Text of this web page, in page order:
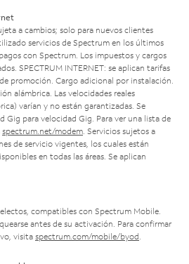
a cambios; solo para nuevos clientes
servicios de Spectrum en los últimos
con Spectrum. Los impuestos y cargos
SPECTRUM INTERNET: se aplican tarifas
promoción. Cargo adicional por instalación.
alámbrica. Las velocidades reales
varían y no están garantizadas. Se
Gig para velocidad Gig. Para ver una lista de
spectrum.net/modem . Servicios sujetos a
de servicio vigentes, los cuales están
en todas las áreas. Se aplican
compatibles con Spectrum Mobile.
antes de su activación. Para confirmar
visita spectrum.com/mobile/byod